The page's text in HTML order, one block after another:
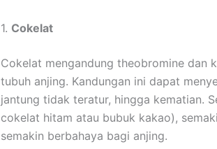
1. Cokelat
Cokelat mengandung theobromine dan
tubuh anjing. Kandungan ini dapat
jantung tidak teratur, hingga kematian.
cokelat hitam atau bubuk kakao),
semakin berbahaya bagi anjing.